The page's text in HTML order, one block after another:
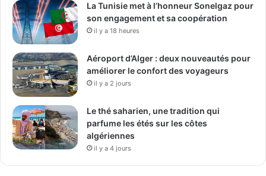
La Tunisie met à l’honneur Sonelgaz pour
son engagement et sa coopération
il y a 18 heures
Aéroport d’Alger : deux nouveautés pour
améliorer le confort des voyageurs
il y a 2 jours
Le thé saharien, une tradition qui
parfume les étés sur les côtes
algériennes
il y a 4 jours